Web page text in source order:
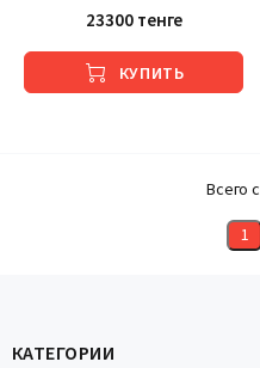
23300 тенге
КУПИТЬ
Всего
1
КАТЕГОРИИ